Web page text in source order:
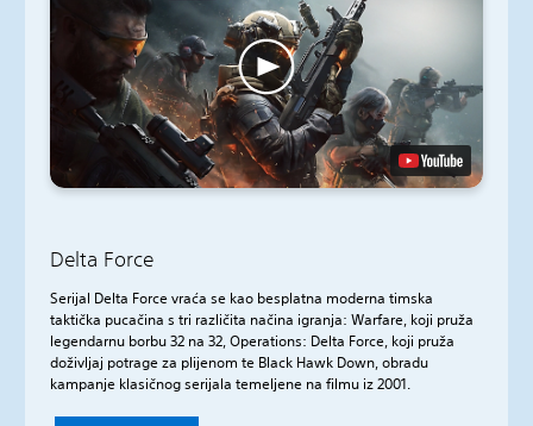
Delta Force
Serijal Delta Force vraća se kao besplatna moderna timska
taktička pucačina s tri različita načina igranja: Warfare, koji pruža
legendarnu borbu 32 na 32, Operations: Delta Force, koji pruža
doživljaj potrage za plijenom te Black Hawk Down, obradu
kampanje klasičnog serijala temeljene na filmu iz 2001.